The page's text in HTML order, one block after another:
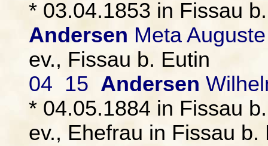
* 03.04.1853 in Fissau
Andersen Meta Auguste
ev., Fissau b. Eutin
04 15 Andersen
* 04.05.1884 in Fissau
ev., Ehefrau in Fissau b.